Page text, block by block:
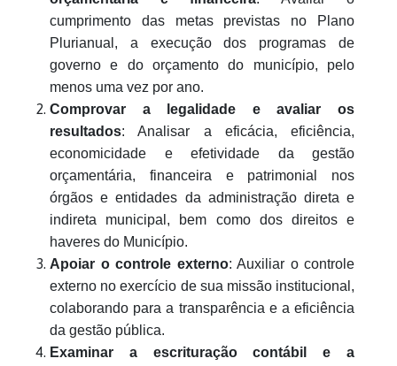
cumprimento das metas previstas no Plano
Plurianual, a execução dos programas de
governo e do orçamento do município, pelo
menos uma vez por ano.
Comprovar a legalidade e avaliar os
resultados: Analisar a eficácia, eficiência,
economicidade e efetividade da gestão
orçamentária, financeira e patrimonial nos
órgãos e entidades da administração direta e
indireta municipal, bem como dos direitos e
haveres do Município.
Apoiar o controle externo: Auxiliar o controle
externo no exercício de sua missão institucional,
colaborando para a transparência e a eficiência
da gestão pública.
Examinar a escrituração contábil e a